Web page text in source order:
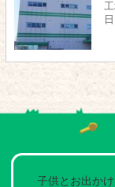
子供とお出か